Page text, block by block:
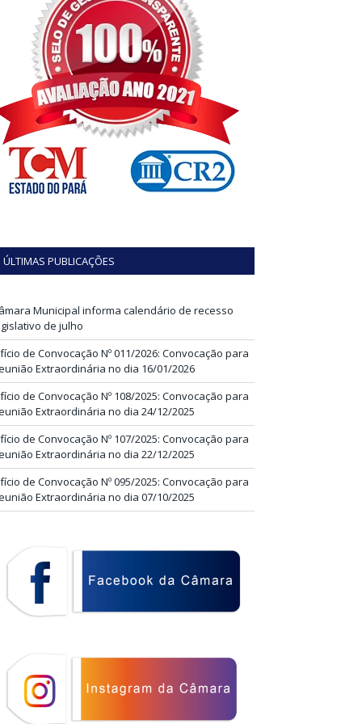
ÚLTIMAS PUBLICAÇÕES
Municipal informa calendário de recesso
de julho
de Convocação Nº 011/2026: Convocação para
Extraordinária no dia 16/01/2026
de Convocação Nº 108/2025: Convocação para
Extraordinária no dia 24/12/2025
de Convocação Nº 107/2025: Convocação para
Extraordinária no dia 22/12/2025
de Convocação Nº 095/2025: Convocação para
Extraordinária no dia 07/10/2025